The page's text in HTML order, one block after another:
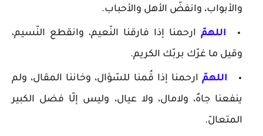
والأبواب، وانفضّ الأهل والأحباب.
اللهمّ ارحمنا إذا فارقنا النّعيم، وانقطع النّسيم،
وقيل ما غرّك بربّك الكريم.
اللهمّ ارحمنا إذا قُمنا للسّؤال، وخاننا المقال، ولم
ينفعنا جاهٌ، ولامال، ولا عيال، وليس إلّا فضل الكبير
المتعالّ.